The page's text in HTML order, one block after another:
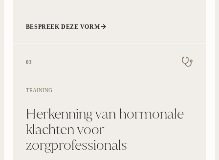
BESPREEK DEZE VORM
03
TRAINING
Herkenning van hormonale
klachten voor
zorgprofessionals